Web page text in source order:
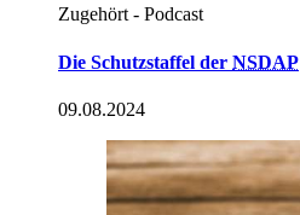
Zugehört - Podcast
Die Schutzstaffel der NSDAP
09.08.2024